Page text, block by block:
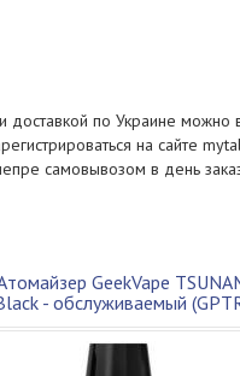
доставкой по Украине
на сайте
самовывозом в день
GeekVape
- обслуживаемый